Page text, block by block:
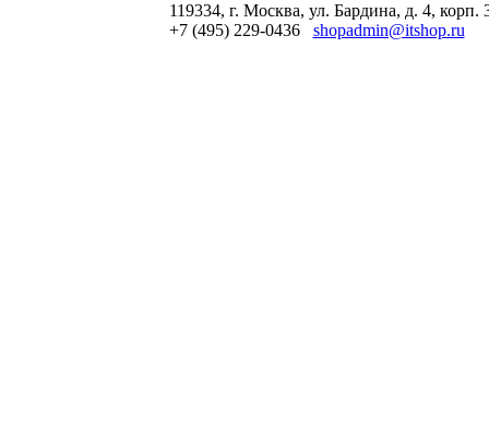
119334, г. Москва, ул. Бардина, д. 4, корп.
+7 (495) 229-0436 shopadmin@itshop.ru